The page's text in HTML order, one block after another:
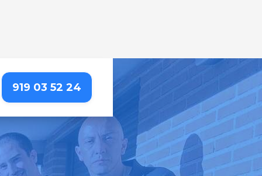
919 03 52 24